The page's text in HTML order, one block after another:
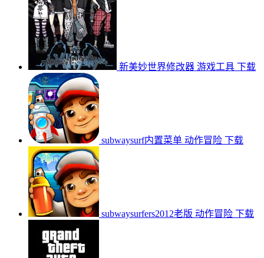
新美妙世界修改器 游戏工具 下载
subwaysurf内置菜单 动作冒险 下载
subwaysurfers2012老版 动作冒险 下载